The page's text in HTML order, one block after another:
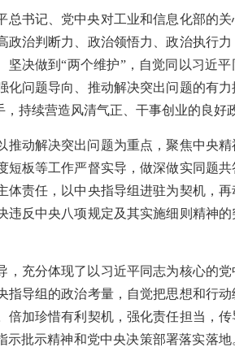
书记、党中央对工业和信息化部的
治判断力、政治领悟力、政治执行
决做到“两个维护”，自觉同以习近
问题导向、推动解决突出问题的有力
持续营造风清气正、干事创业的良好
动解决突出问题为重点，聚焦中央
板等工作严督实导，做深做实同题
责任，以中央指导组进驻为契机，
反中央八项规定及其实施细则精神
充分体现了以习近平同志为核心的
导组的政治考量，自觉把思想和行
加珍惜有利契机，强化责任担当，
批示精神和党中央决策部署落实落